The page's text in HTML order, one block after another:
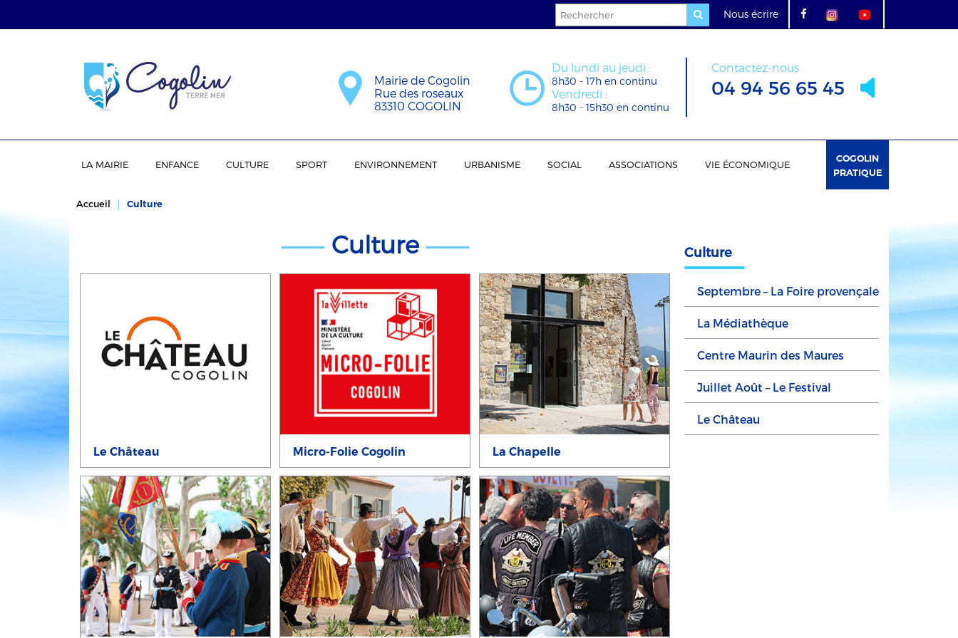
Nous écrire
Mairie de Cogolin
Rue des roseaux
83310 COGOLIN
Du lundi au jeudi :
8h30 - 17h en continu
Vendredi :
8h30 - 15h30 en continu
Contactez-nous
04 94 56 65 45
LA MAIRIE ENFANCE CULTURE SPORT ENVIRONNEMENT URBANISME SOCIAL ASSOCIATIONS VIE ÉCONOMIQUE
COGOLIN
PRATIQUE
Accueil Culture
Culture
Le Château Micro-Folie Cogolin La Chapelle
Culture
Septembre – La Foire provençale
La Médiathèque
Centre Maurin des Maures
Juillet Août – Le Festival
Le Château